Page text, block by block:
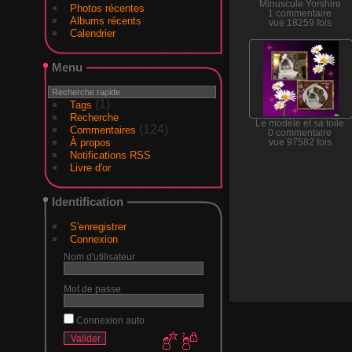
Photos récentes
Albums récents
Calendrier
Menu
Tags (1)
Recherche
Commentaires (124)
À propos
Notifications RSS
Livre d'or
Identification
S'enregistrer
Connexion
Nom d'utilisateur
Mot de passe
Connexion auto
Minuscule Yorshire
1 commentaire
vue 18259 fois
Le modèle et sa toile
0 commentaire
vue 97582 fois